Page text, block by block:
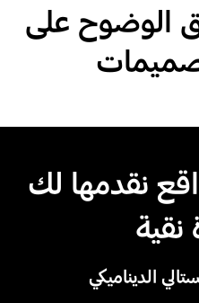
الوضوح على
نقدمها لك
الديناميكي